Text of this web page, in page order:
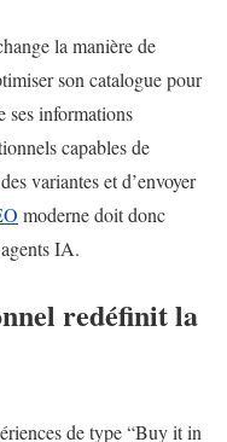
la manière de
son catalogue pour
ses informations
capables de
variantes et d’envoyer
moderne doit donc
IA.
redéfinit la
de type “Buy it in